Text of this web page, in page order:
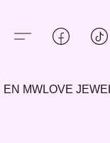
EN MWLOVE